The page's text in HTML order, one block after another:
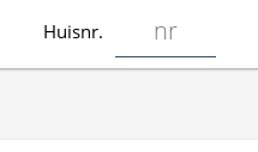
Huisnr.